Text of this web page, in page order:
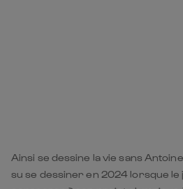
Ainsi se dessine la vie sans
su se dessiner en 2024 lorsque le